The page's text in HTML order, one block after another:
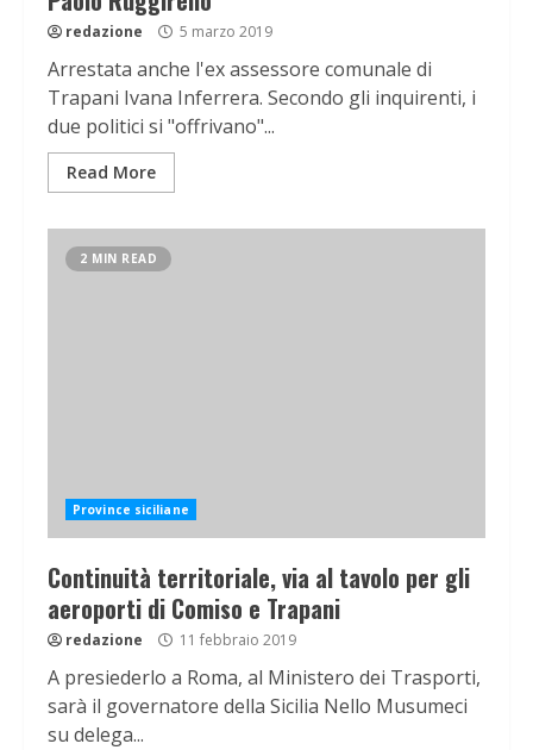
redazione 5 marzo 2019
Arrestata anche l'ex assessore comunale di
Trapani Ivana Inferrera. Secondo gli inquirenti, i
due politici si "offrivano"...
Read More
2 MIN READ
Province siciliane
Continuità territoriale, via al tavolo per gli
aeroporti di Comiso e Trapani
redazione 11 febbraio 2019
A presiederlo a Roma, al Ministero dei Trasporti,
sarà il governatore della Sicilia Nello Musumeci
su delega...